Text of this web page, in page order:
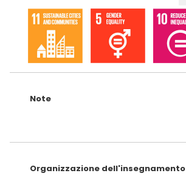
Note
Organizzazione dell'insegnamento